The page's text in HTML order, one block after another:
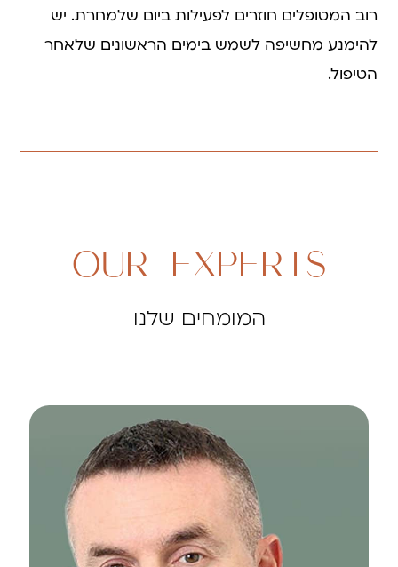
רוב המטופלים חוזרים לפעילות ביום שלמחרת. יש
להימנע מחשיפה לשמש בימים הראשונים שלאחר
הטיפול.
OUR EXPERTS
המומחים שלנו